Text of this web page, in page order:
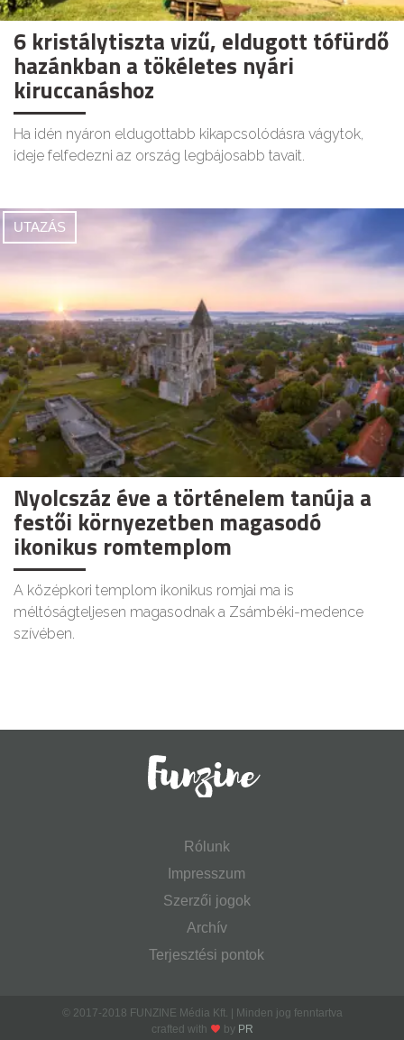
6 kristálytiszta vizű, eldugott tófürdő
hazánkban a tökéletes nyári
kiruccanáshoz
Ha idén nyáron eldugottabb kikapcsolódásra vágytok,
ideje felfedezni az ország legbájosabb tavait.
UTAZÁS
Nyolcszáz éve a történelem tanúja a
festői környezetben magasodó
ikonikus romtemplom
A középkori templom ikonikus romjai ma is
méltóságteljesen magasodnak a Zsámbéki-medence
szívében.
Rólunk
Impresszum
Szerzői jogok
Archív
Terjesztési pontok
© 2017-2018 FUNZINE Média Kft. | Minden jog fenntartva
crafted with
by PR